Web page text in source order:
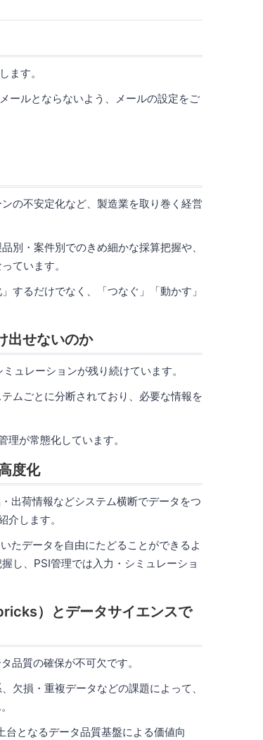
ます。
ルとならないよう、メールの設定をご
の不安定化など、製造業を取り巻く経営
別・案件別でのきめ細かな採算把握や、
ています。
するだけでなく、「つなぐ」「動かす」
出せないのか
ュレーションが残り続けています。
ムごとに分断されており、必要な情報を
が常態化しています。
度化
出荷情報などシステム横断でデータをつ
します。
たデータを自由にたどることができるよ
し、PSI管理では入力・シミュレーショ
）とデータサイエンスで
品質の確保が不可欠です。
欠損・重複データなどの課題によって、
となるデータ品質基盤による価値向